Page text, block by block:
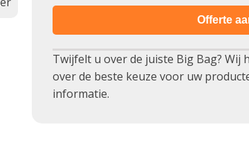
Offerte
Twijfelt u over de juiste Big Bag? Wij
over de beste keuze voor uw
informatie.